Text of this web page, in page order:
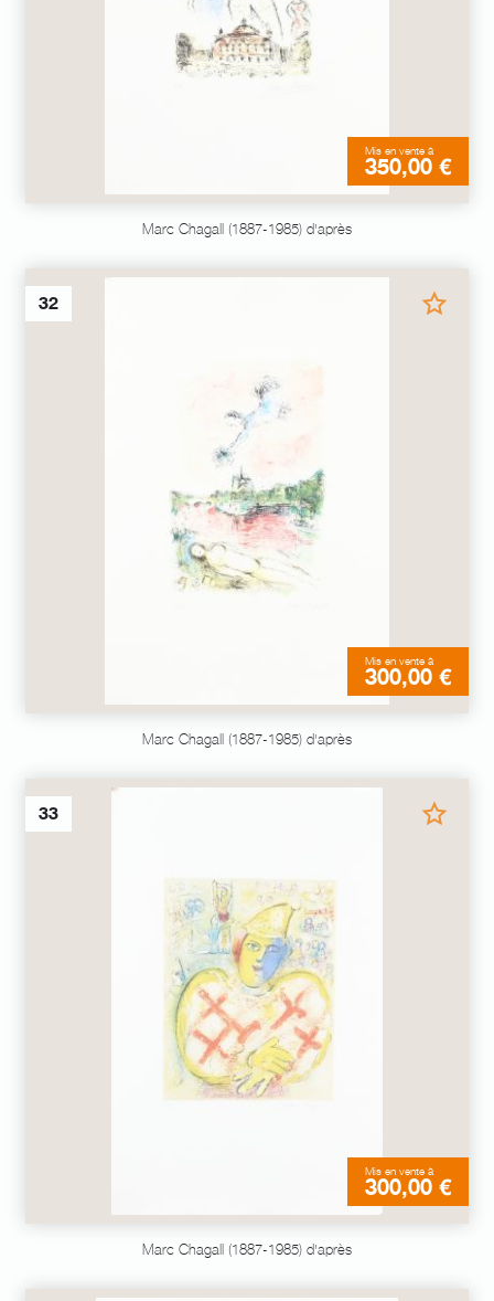
Mis en vente à
350,00 €
Marc Chagall (1887-1985) d'après
32
Mis en vente à
300,00 €
Marc Chagall (1887-1985) d'après
33
Mis en vente à
300,00 €
Marc Chagall (1887-1985) d'après